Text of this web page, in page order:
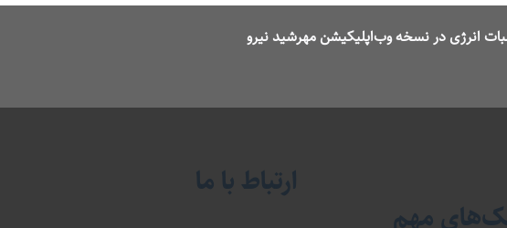
انرژی در نسخه وب‌اپلیکیشن مهرشید نیرو
مهم
ارتباط با ما